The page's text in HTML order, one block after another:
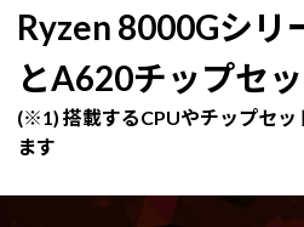
Ryzen 8000Gシリ
とA620チップセ
(※1) 搭載するCPUやチップセッ
ます